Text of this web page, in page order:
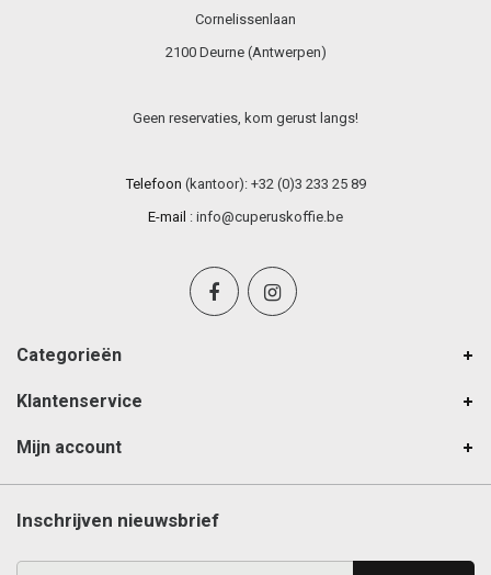
Cornelissenlaan
2100 Deurne (Antwerpen)
Geen reservaties, kom gerust langs!
Telefoon (kantoor): +32 (0)3 233 25 89
E-mail : info@cuperuskoffie.be
Categorieën
Klantenservice
Mijn account
Inschrijven nieuwsbrief